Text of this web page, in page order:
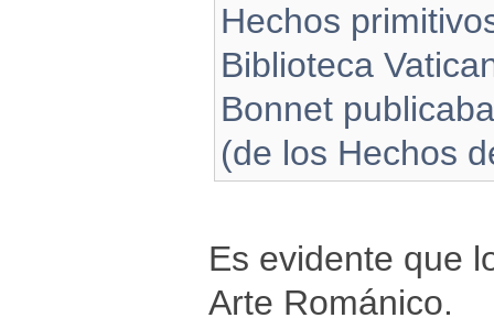
Hechos
Biblioteca
Bonnet
(de los Hechos
Es evidente que
Arte Románico.